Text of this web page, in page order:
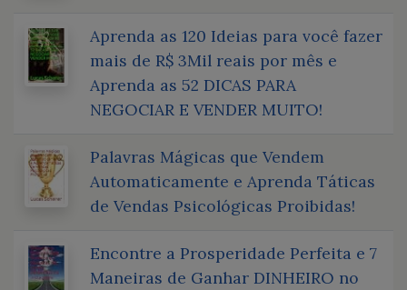
Aprenda as 120 Ideias para você fazer
mais de R$ 3Mil reais por mês e
Aprenda as 52 DICAS PARA
NEGOCIAR E VENDER MUITO!
Palavras Mágicas que Vendem
Automaticamente e Aprenda Táticas
de Vendas Psicológicas Proibidas!
Encontre a Prosperidade Perfeita e 7
Maneiras de Ganhar DINHEIRO no